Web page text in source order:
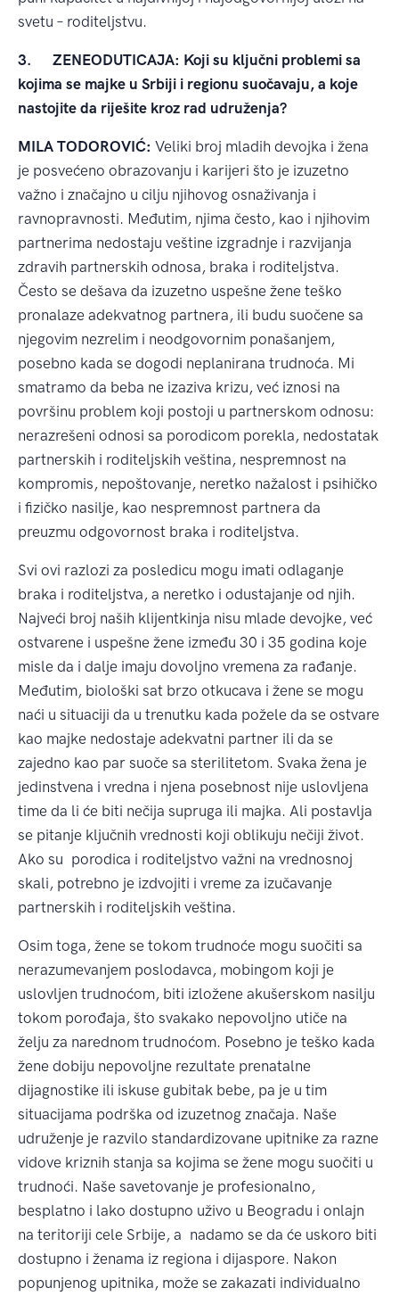
svetu – roditeljstvu.
3. ZENEODUTICAJA: Koji su ključni problemi sa
kojima se majke u Srbiji i regionu suočavaju, a koje
nastojite da riješite kroz rad udruženja?
MILA TODOROVIĆ: Veliki broj mladih devojka i žena
je posvećeno obrazovanju i karijeri što je izuzetno
važno i značajno u cilju njihovog osnaživanja i
ravnopravnosti. Međutim, njima često, kao i njihovim
partnerima nedostaju veštine izgradnje i razvijanja
zdravih partnerskih odnosa, braka i roditeljstva.
Često se dešava da izuzetno uspešne žene teško
pronalaze adekvatnog partnera, ili budu suočene sa
njegovim nezrelim i neodgovornim ponašanjem,
posebno kada se dogodi neplanirana trudnoća. Mi
smatramo da beba ne izaziva krizu, već iznosi na
površinu problem koji postoji u partnerskom odnosu:
nerazrešeni odnosi sa porodicom porekla, nedostatak
partnerskih i roditeljskih veština, nespremnost na
kompromis, nepoštovanje, neretko nažalost i psihičko
i fizičko nasilje, kao nespremnost partnera da
preuzmu odgovornost braka i roditeljstva.
Svi ovi razlozi za posledicu mogu imati odlaganje
braka i roditeljstva, a neretko i odustajanje od njih.
Najveći broj naših klijentkinja nisu mlade devojke, već
ostvarene i uspešne žene između 30 i 35 godina koje
misle da i dalje imaju dovoljno vremena za rađanje.
Međutim, biološki sat brzo otkucava i žene se mogu
naći u situaciji da u trenutku kada požele da se ostvare
kao majke nedostaje adekvatni partner ili da se
zajedno kao par suoče sa sterilitetom. Svaka žena je
jedinstvena i vredna i njena posebnost nije uslovljena
time da li će biti nečija supruga ili majka. Ali postavlja
se pitanje ključnih vrednosti koji oblikuju nečiji život.
Ako su porodica i roditeljstvo važni na vrednosnoj
skali, potrebno je izdvojiti i vreme za izučavanje
partnerskih i roditeljskih veština.
Osim toga, žene se tokom trudnoće mogu suočiti sa
nerazumevanjem poslodavca, mobingom koji je
uslovljen trudnoćom, biti izložene akušerskom nasilju
tokom porođaja, što svakako nepovoljno utiče na
želju za narednom trudnoćom. Posebno je teško kada
žene dobiju nepovoljne rezultate prenatalne
dijagnostike ili iskuse gubitak bebe, pa je u tim
situacijama podrška od izuzetnog značaja. Naše
udruženje je razvilo standardizovane upitnike za razne
vidove kriznih stanja sa kojima se žene mogu suočiti u
trudnoći. Naše savetovanje je profesionalno,
besplatno i lako dostupno uživo u Beogradu i onlajn
na teritoriji cele Srbije, a nadamo se da će uskoro biti
dostupno i ženama iz regiona i dijaspore. Nakon
popunjenog upitnika, može se zakazati individualno